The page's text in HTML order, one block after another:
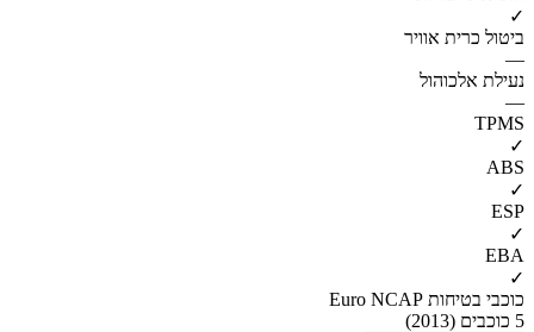
✓
ביטול כרית אוויר
—
נעילת אלכוהול
—
TPMS
✓
ABS
✓
ESP
✓
EBA
✓
כוכבי בטיחות Euro NCAP
5 כוכבים (2013)